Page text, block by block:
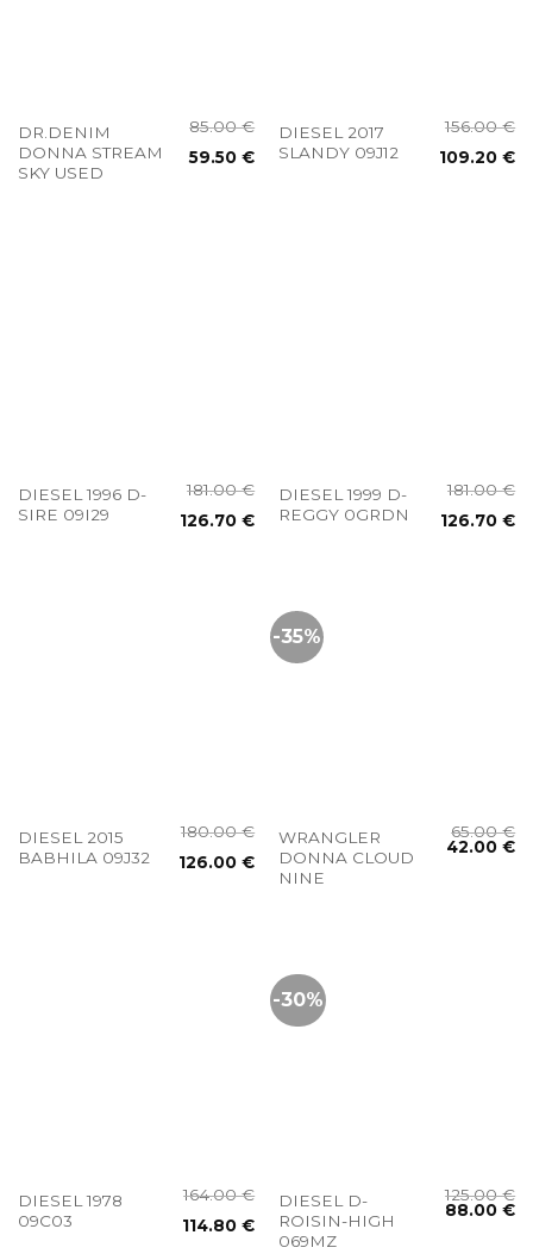
DR.DENIM
DONNA STREAM
SKY USED
85.00€
59.50€
DIESEL 2017
SLANDY 09J12
156.00€
109.20€
DIESEL 1996 D-
SIRE 09I29
181.00€
126.70€
DIESEL 1999 D-
REGGY 0GRDN
181.00€
126.70€
DIESEL 2015
BABHILA 09J32
180.00€
126.00€
-35%
WRANGLER
DONNA CLOUD
NINE
65.00€
42.00€
DIESEL 1978
09C03
164.00€
114.80€
-30%
DIESEL D-
ROISIN-HIGH
069MZ
125.00€
88.00€